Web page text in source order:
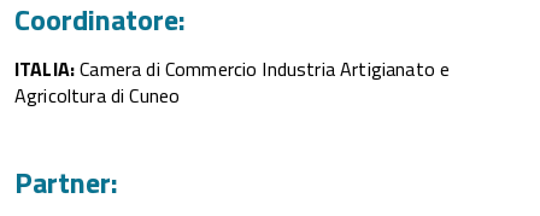
Coordinatore:
ITALIA:Camera di Commercio Industria Artigianato e
Agricoltura di Cuneo
Partner: